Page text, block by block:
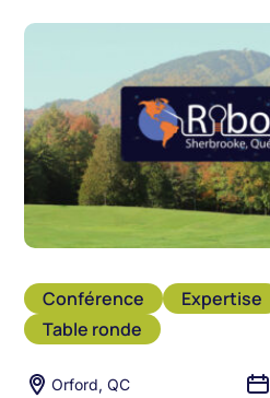
Conférence Expertise
Table ronde
Orford, QC